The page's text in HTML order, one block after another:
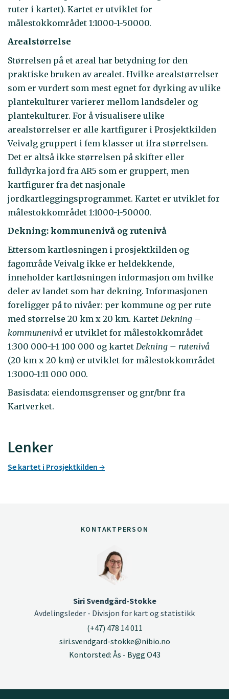
ruter i kartet). Kartet er utviklet for
målestokkområdet 1:1000-1-50000.
Arealstørrelse
Størrelsen på et areal har betydning for den
praktiske bruken av arealet. Hvilke arealstørrelser
som er vurdert som mest egnet for dyrking av ulike
plantekulturer varierer mellom landsdeler og
plantekulturer. For å visualisere ulike
arealstørrelser er alle kartfigurer i Prosjektkilden
Veivalg gruppert i fem klasser ut ifra størrelsen.
Det er altså ikke størrelsen på skifter eller
fulldyrka jord fra AR5 som er gruppert, men
kartfigurer fra det nasjonale
jordkartleggingsprogrammet. Kartet er utviklet for
målestokkområdet 1:1000-1-50000.
Dekning: kommunenivå og rutenivå
Ettersom kartløsningen i prosjektkilden og
fagområde Veivalg ikke er heldekkende,
inneholder kartløsningen informasjon om hvilke
deler av landet som har dekning. Informasjonen
foreligger på to nivåer: per kommune og per rute
med størrelse 20 km x 20 km. Kartet Dekning –
kommunenivå er utviklet for målestokkområdet
1:300 000-1-1 100 000 og kartet Dekning – rutenivå
(20 km x 20 km) er utviklet for målestokkområdet
1:3000-1:11 000 000.
Basisdata: eiendomsgrenser og gnr/bnr fra
Kartverket.
Lenker
Se kartet i Prosjektkilden
KONTAKTPERSON
Siri Svendgård-Stokke
Avdelingsleder - Divisjon for kart og statistikk
(+47) 478 14 011
siri.svendgard-stokke@nibio.no
Kontorsted: Ås - Bygg O43